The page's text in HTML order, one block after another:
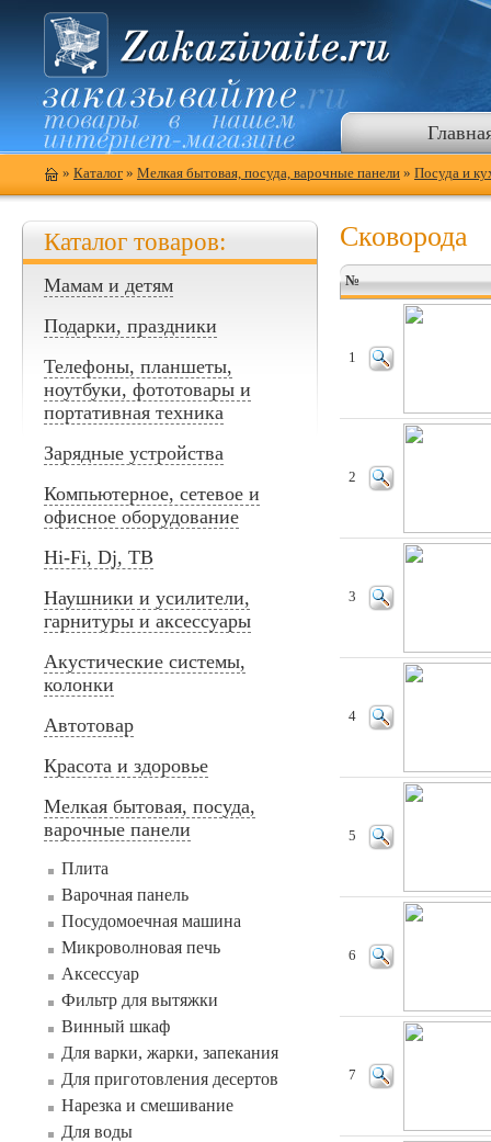
» Каталог » Мелкая бытовая, посуда, варочные панели » Посуда и
Каталог товаров:
Мамам и детям
Подарки, праздники
Телефоны, планшеты,
ноутбуки, фототовары и
портативная техника
Зарядные устройства
Компьютерное, сетевое и
офисное оборудование
Hi-Fi, Dj, ТВ
Наушники и усилители,
гарнитуры и аксессуары
Акустические системы,
колонки
Автотовар
Красота и здоровье
Мелкая бытовая, посуда,
варочные панели
Плита
Варочная панель
Посудомоечная машина
Микроволновая печь
Аксессуар
Фильтр для вытяжки
Винный шкаф
Для варки, жарки, запекания
Для приготовления десертов
Нарезка и смешивание
Для воды
Сковорода
№
1
2
3
4
5
6
7